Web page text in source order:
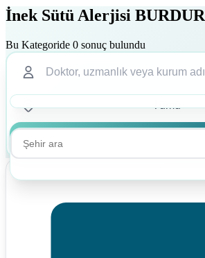
İnek Sütü Alerjisi BURDUR
Bu Kategoride 0 sonuç bulundu